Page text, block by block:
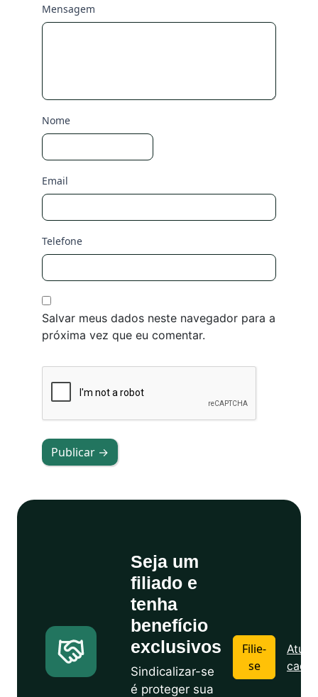
Mensagem
Nome
Email
Telefone
Salvar meus dados neste navegador para a
próxima vez que eu comentar.
Publicar →
Seja um
filiado e
tenha
benefício
exclusivos
Sindicalizar-se
é proteger sua
Filie-
se